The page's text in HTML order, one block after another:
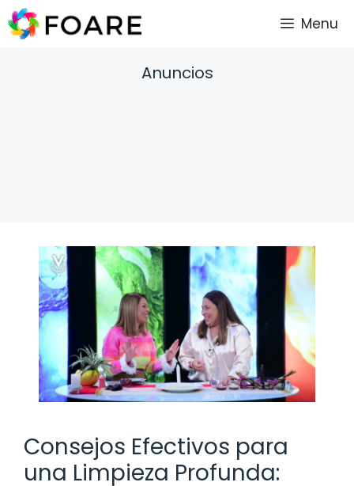
Saltar
al
Menu
Anuncios
Consejos Efectivos para
una Limpieza Profunda: